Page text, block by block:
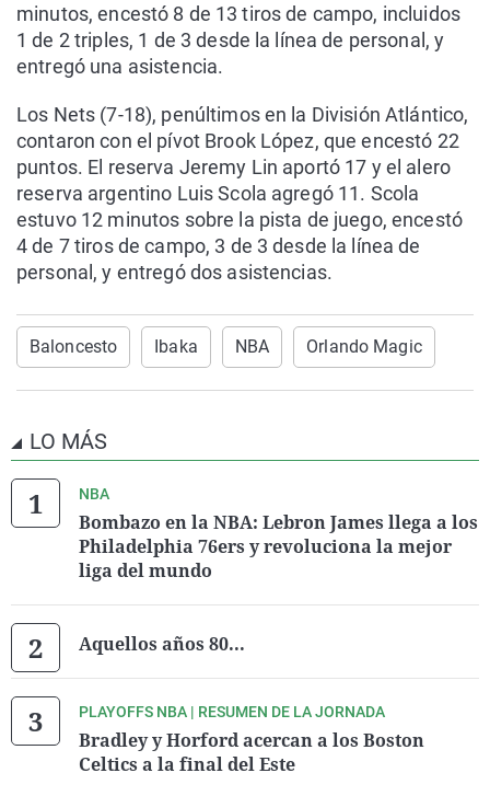
minutos, encestó 8 de 13 tiros de campo, incluidos
1 de 2 triples, 1 de 3 desde la línea de personal, y
entregó una asistencia.
Los Nets (7-18), penúltimos en la División Atlántico,
contaron con el pívot Brook López, que encestó 22
puntos. El reserva Jeremy Lin aportó 17 y el alero
reserva argentino Luis Scola agregó 11. Scola
estuvo 12 minutos sobre la pista de juego, encestó
4 de 7 tiros de campo, 3 de 3 desde la línea de
personal, y entregó dos asistencias.
Baloncesto Ibaka NBA Orlando Magic
LO MÁS
NBA
Bombazo en la NBA: Lebron James llega a los
Philadelphia 76ers y revoluciona la mejor
liga del mundo
Aquellos años 80...
PLAYOFFS NBA | RESUMEN DE LA JORNADA
Bradley y Horford acercan a los Boston
Celtics a la final del Este